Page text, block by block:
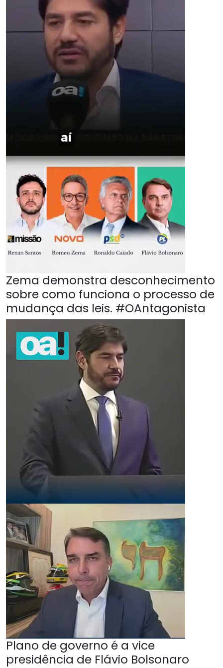
Zema demonstra desconhecimento
sobre como funciona o processo de
mudança das leis. #OAntagonista
Plano de governo é a vice
presidência de Flávio Bolsonaro